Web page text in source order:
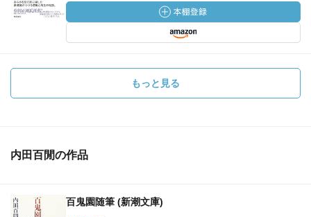
もっと見る
内田百閒の作品
百鬼園随筆 (新潮文庫)